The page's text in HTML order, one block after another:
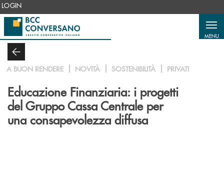
Salta al contenuto principale
LOGIN
MENU
A BUON RENDERE NOVITÀ SOSTENIBILITÀ PRIVATI
Educazione Finanziaria: i progetti
del Gruppo Cassa Centrale per
una consapevolezza diffusa